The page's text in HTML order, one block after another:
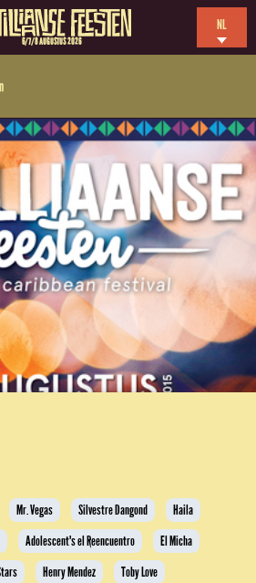
6/7/8 AUGUSTUS 2026
NL
FR
Mr. Vegas Silvestre Dangond
Haila
Adolescent's el Reencuentro
El Micha
Henry Mendez
Toby Love